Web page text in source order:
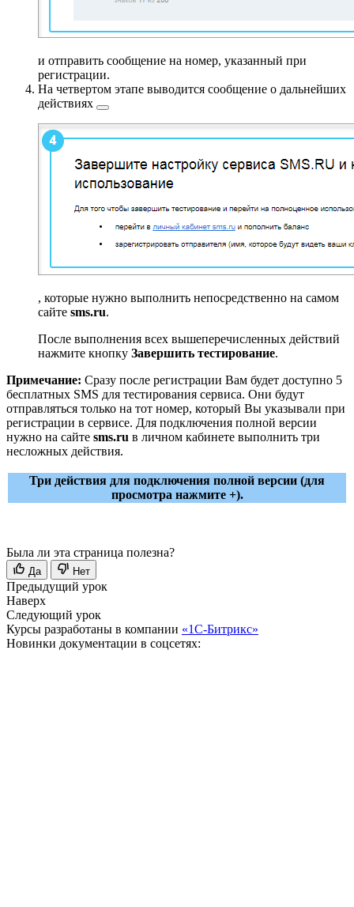
и отправить сообщение на номер, указанный при
регистрации.
На четвертом этапе выводится сообщение о дальнейших
действиях
, которые нужно выполнить непосредственно на самом
сайте sms.ru.
После выполнения всех вышеперечисленных действий
нажмите кнопку Завершить тестирование.
Примечание: Сразу после регистрации Вам будет доступно 5
бесплатных SMS для тестирования сервиса. Они будут
отправляться только на тот номер, который Вы указывали при
регистрации в сервисе. Для подключения полной версии
нужно на сайте sms.ru в личном кабинете выполнить три
несложных действия.
Три действия для подключения полной версии (для
просмотра нажмите +).
Была ли эта страница полезна?
Да Нет
Предыдущий урок
Наверх
Следующий урок
Курсы разработаны в компании «1С-Битрикс»
Новинки документации в соцсетях: